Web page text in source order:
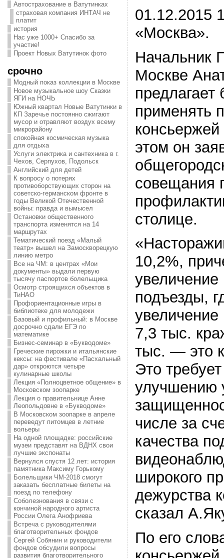
Автострахование в Ватутинках
страховая компания ИНТАЧ не
платит
история
Нас уже 1000+ Спасибо за
участие!
Проект Новых Ватутинок фото
срочно
Модный показ коллекции в Москве
Новое музыкальное шоу Сказки
ЯГИ на НОЧЬ
Южный квартал Новые Ватутинки в
КП Заречье постоянно сжигают
мусор и отравляют воздух всему
микрорайону
спокойная космическая музыка
для отдыха
Услуги электрика и сантехника в г.
Чехов, Серпухов, Подольск
Английский для детей
К вопросу о потерях
противоборствующих сторон на
советско-германском фронте в
годы Великой Отечественной
войны: правда и вымысел
Остановки общественного
транспорта изменятся на 14
маршрутах
Тематический поезд «Малый
театр» вышел на Замоскворецкую
линию метро
Все на ЧМ: в центрах «Мои
документы» выдали первую
тысячу паспортов болельщика
Осмотр строящихся объектов в
ТиНАО
Профориентационные игры в
библиотеке для молодежи
Базовый и профильный: в Москве
досрочно сдали ЕГЭ по
математике
Бизнес-семинар в «Букводоме»
Греческие пирожки и итальянские
кексы: на фестивале «Пасхальный
дар» откроются четыре
кулинарные школы
Лекция «Полноцветное общение» в
Московском зоопарке
Лекция о правительнице Анне
Леопольдовне в «Букводоме»
В Московском зоопарке в апреле
переведут питомцев в летние
вольеры
На одной площадке: российские
музеи представят на ВДНХ свои
лучшие экспонаты
Вернулся спустя 12 лет: история
памятника Максиму Горькому
Болельщики ЧМ-2018 смогут
заказать бесплатные билеты на
поезд по телефону
Соболезнования в связи с
кончиной народного артиста
России Олега Анофриева
Встреча с руководителями
благотворительных фондов
Сергей Собянин и руководители
фондов обсудили вопросы
развития благотворительного
01.12.2015
«Москва».
Начальник
Москве
применять
этом он
совещания
столице.
10,2%,
увеличение
подъезды,
7,3 тыс.
тыс. — это
Это
улучшению
числе за
качества
широкого
дежурства
сказал
По его